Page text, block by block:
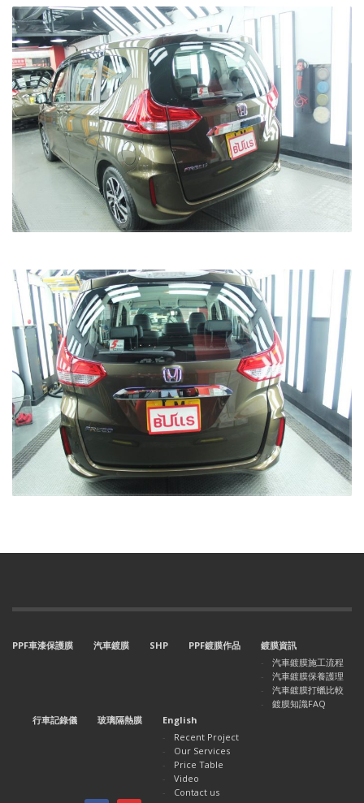
PPF車漆保護膜 汽車鍍膜 SHP PPF鍍膜作品
鍍膜資訊
汽車鍍膜施工流程
汽車鍍膜保養護理
汽車鍍膜打蠟比較
鍍膜知識FAQ
行車記錄儀
玻璃隔熱膜
English
Recent Project
Our Services
Price Table
Video
Contact us